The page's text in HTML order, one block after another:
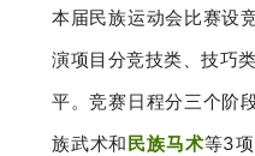
本届民族运动会比赛设
演项目分竞技类、技巧
平。竞赛日程分三个阶
族武术和民族马术等3